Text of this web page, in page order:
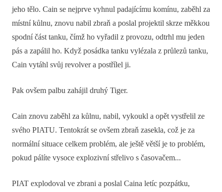
jeho tělo. Cain se nejprve vyhnul padajícímu komínu, zaběhl za
místní kůlnu, znovu nabil zbraň a poslal projektil skrze měkkou
spodní část tanku, čímž ho vyřadil z provozu, odtrhl mu jeden
pás a zapálil ho. Když posádka tanku vylézala z průlezů tanku,
Cain vytáhl svůj revolver a postřílel ji.
Pak ovšem palbu zahájil druhý Tiger.
Cain znovu zaběhl za kůlnu, nabil, vykoukl a opět vystřelil ze
svého PIATU. Tentokrát se ovšem zbraň zasekla, což je za
normální situace celkem problém, ale ještě větší je to problém,
pokud pálíte vysoce explozivní střelivo s časovačem...
PIAT explodoval ve zbrani a poslal Caina letíc pozpátku,